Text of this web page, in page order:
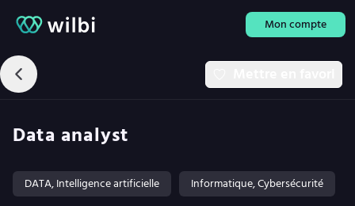
Mon compte
Data analyst
DATA, Intelligence artificielle Informatique, Cybersécurité